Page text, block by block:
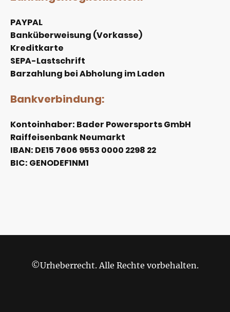
PAYPAL
Banküberweisung (Vorkasse)
Kreditkarte
SEPA-Lastschrift
Barzahlung bei Abholung im Laden
Bankverbindung:
Kontoinhaber: Bader Powersports GmbH
Raiffeisenbank Neumarkt
IBAN: DE15 7606 9553 0000 2298 22
BIC: GENODEF1NM1
©Urheberrecht. Alle Rechte vorbehalten.